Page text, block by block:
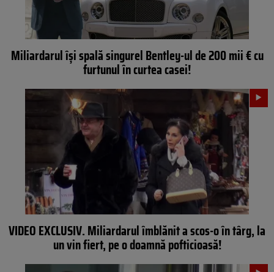
Miliardarul își spală singurel Bentley-ul de 200 mii € cu
furtunul în curtea casei!
VIDEO EXCLUSIV. Miliardarul îmblănit a scos-o în târg, la
un vin fiert, pe o doamnă pofticioasă!